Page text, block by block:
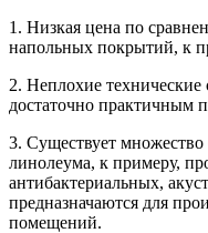
1. Низкая цена по
напольных покрытий, к
2. Неплохие
достаточно практичным
3. Существует
линолеума, к примеру,
антибактериальных,
предназначаются для
помещений.